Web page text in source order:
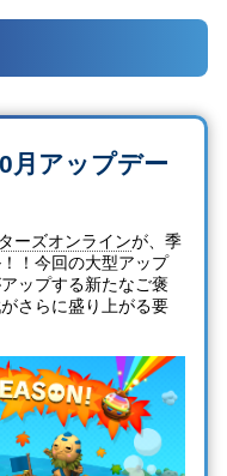
月アップデー
ーズオンラインが、季
！今回の大型アップ
ップする新たなご褒
さらに盛り上がる要